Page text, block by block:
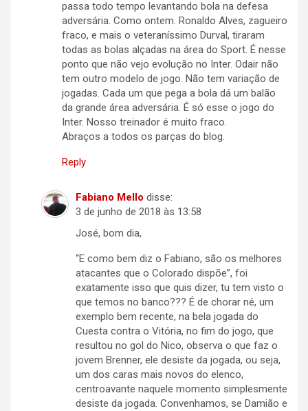
passa todo tempo levantando bola na defesa
adversária. Como ontem. Ronaldo Alves, zagueiro
fraco, e mais o veteraníssimo Durval, tiraram
todas as bolas alçadas na área do Sport. É nesse
ponto que não vejo evolução no Inter. Odair não
tem outro modelo de jogo. Não tem variação de
jogadas. Cada um que pega a bola dá um balão
da grande área adversária. É só esse o jogo do
Inter. Nosso treinador é muito fraco.
Abraços a todos os parças do blog.
Reply
Fabiano Mello disse:
3 de junho de 2018 às 13:58
José, bom dia,
“E como bem diz o Fabiano, são os melhores
atacantes que o Colorado dispõe”, foi
exatamente isso que quis dizer, tu tem visto o
que temos no banco??? É de chorar né, um
exemplo bem recente, na bela jogada do
Cuesta contra o Vitória, no fim do jogo, que
resultou no gol do Nico, observa o que faz o
jovem Brenner, ele desiste da jogada, ou seja,
um dos caras mais novos do elenco,
centroavante naquele momento simplesmente
desiste da jogada. Convenhamos, se Damião e